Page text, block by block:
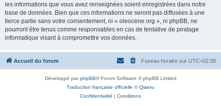
les informations que vous avez renseignées soient enregistrées dans notre
base de données. Bien que ces informations ne seront pas diffusées à une
tierce partie sans votre consentement, ni « oleocene.org », ni phpBB, ne
pourront être tenus comme responsables en cas de tentative de piratage
informatique visant à compromettre vos données.
Accueil du forum Fuseau horaire sur UTC+02:00
Développé parphpBB® Forum Software © phpBB Limited
Traduction française officielle ©Qiaeru
Confidentialité | Conditions